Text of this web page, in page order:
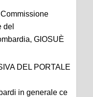
del
GIOSUÈ
DEL PORTALE
in generale ce